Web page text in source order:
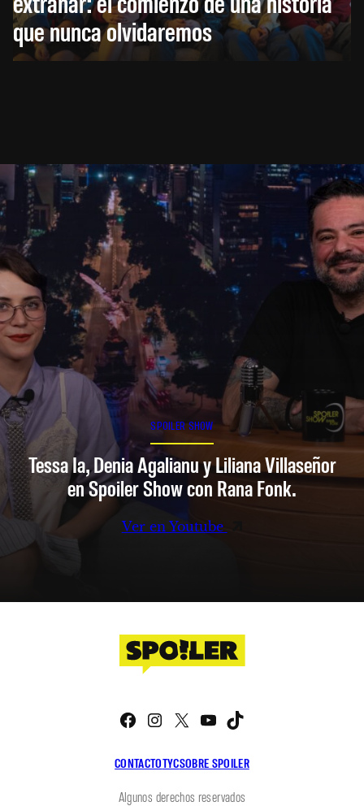
que nunca olvidaremos
SPOILER SHOW
Tessa Ia, Denia Agalianu y Liliana Villaseñor
en Spoiler Show con Rana Fonk.
Ver en Youtube
CONTACTOTYCSOBRE SPOILER
Facebook
Instagram
X YouTube
Algunos derechos reservados